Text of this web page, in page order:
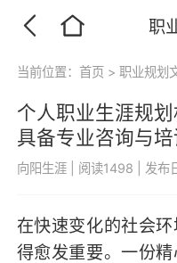
职
当前位置：首页 > 职业规划
个人职业生涯规划
具备专业咨询与
向阳生涯 阅读1498 发布
在快速变化的社会
得愈发重要。一份